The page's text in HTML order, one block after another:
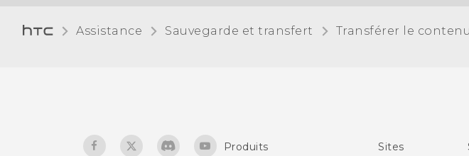
Assistance Sauvegarde et transfert Transférer le
Produits Sites